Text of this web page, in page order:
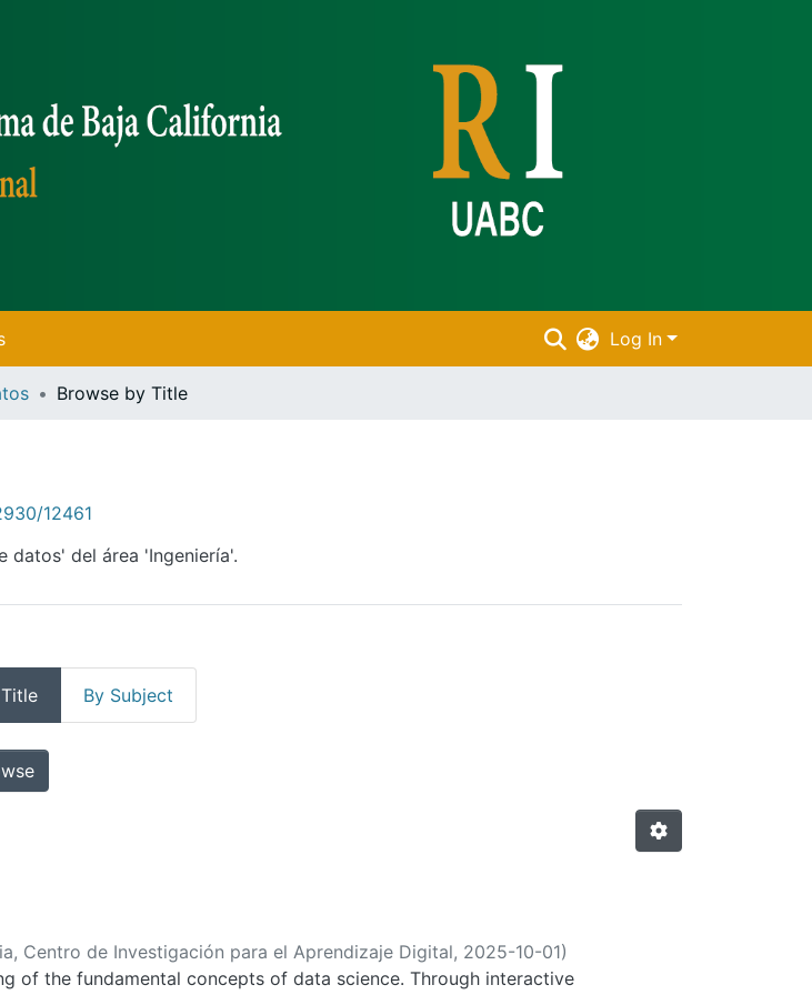
Log In
Browse by Title
12461
datos' del área 'Ingeniería'.
By Subject
Centro de Investigación para el Aprendizaje Digital, 2025-10-01)
of the fundamental concepts of data science. Through interactive